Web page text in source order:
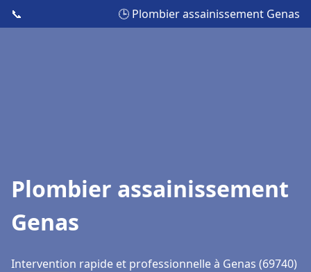
📞 🕒 Plombier assainissement Genas
Plombier assainissement
Genas
Intervention rapide et professionnelle à Genas (69740)